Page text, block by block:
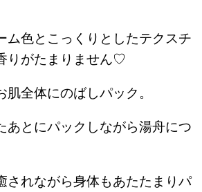
ム色とこっくりとしたテクスチ
りがたまりません♡
全体にのばしパック。
あとにパックしながら湯舟につ
されながら身体もあたたまりパ